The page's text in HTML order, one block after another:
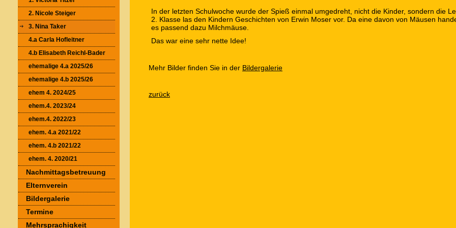
2. Nicole Steiger
3. Nina Taker
4.a Carla Hofleitner
4.b Elisabeth Reichl-Bader
ehemalige 4.a 2025/26
ehemalige 4.b 2025/26
ehem 4. 2024/25
ehem.4. 2023/24
ehem.4. 2022/23
ehem. 4.a 2021/22
ehem. 4.b 2021/22
ehem. 4. 2020/21
Nachmittagsbetreuung
Elternverein
Bildergalerie
Termine
Mehrsprachigkeit
In der letzten Schulwoche wurde der Spieß einmal umgedreht, nicht die Kinder, sondern die
2. Klasse las den Kindern Geschichten von Erwin Moser vor. Da eine davon von Mäusen
es passend dazu Milchmäuse.
Das war eine sehr nette Idee!
Mehr Bilder finden Sie in der Bildergalerie
zurück